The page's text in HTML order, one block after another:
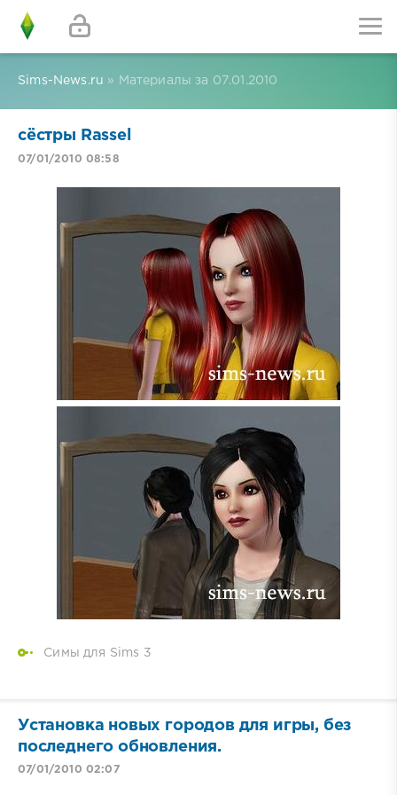
Sims-News.ru » Материалы за 07.01.2010
сёстры Rassel
07/01/2010 08:58
Симы для Sims 3
Установка новых городов для игры, без
последнего обновления.
07/01/2010 02:07